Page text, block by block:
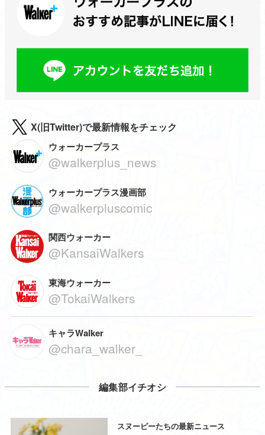
X(旧Twitter)で最新情報をチェック
ウォーカープラス
@walkerplus_news
ウォーカープラス漫画部
@walkerpluscomic
関西ウォーカー
@KansaiWalkers
東海ウォーカー
@TokaiWalkers
キャラWalker
@chara_walker_
編集部イチオシ
スヌーピーたちの最新ニュース